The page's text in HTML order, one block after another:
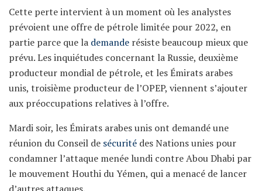
Cette perte intervient à un moment où les analystes
prévoient une offre de pétrole limitée pour 2022, en
partie parce que la demande résiste beaucoup mieux que
prévu. Les inquiétudes concernant la Russie, deuxième
producteur mondial de pétrole, et les Émirats arabes
unis, troisième producteur de l’OPEP, viennent s’ajouter
aux préoccupations relatives à l’offre.
Mardi soir, les Émirats arabes unis ont demandé une
réunion du Conseil de sécurité des Nations unies pour
condamner l’attaque menée lundi contre Abou Dhabi par
le mouvement Houthi du Yémen, qui a menacé de lancer